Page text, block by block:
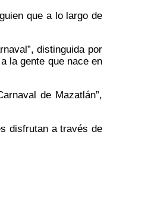
que a lo largo de
distinguida por
la gente que nace en
de Mazatlán”,
disfrutan a través de